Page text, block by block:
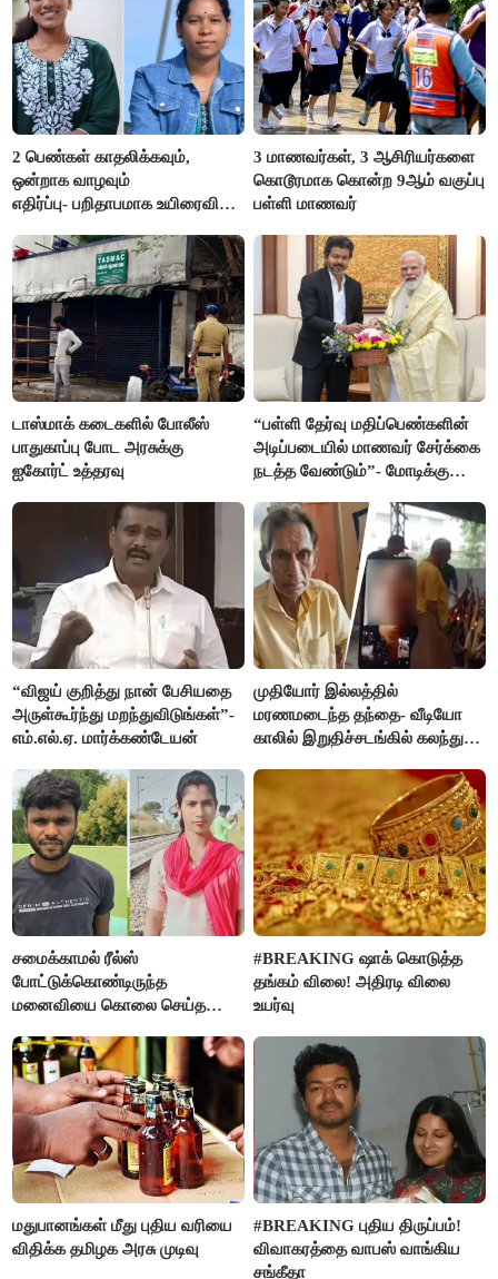
2 பெண்கள் காதலிக்கவும்,
ஒன்றாக வாழவும்
எதிர்ப்பு- பறிதாபமாக உயிரைவிட்ட
3 மாணவர்கள், 3 ஆசிரியர்களை
கொடூரமாக கொன்ற 9ஆம் வகுப்பு
பள்ளி மாணவர்
டாஸ்மாக் கடைகளில் போலீஸ்
பாதுகாப்பு போட அரசுக்கு
ஐகோர்ட் உத்தரவு
“பள்ளி தேர்வு மதிப்பெண்களின்
அடிப்படையில் மாணவர் சேர்க்கை
நடத்த வேண்டும்”- மோடிக்கு
“விஜய் குறித்து நான் பேசியதை
அருள்கூர்ந்து மறந்துவிடுங்கள்”-
எம்.எல்.ஏ. மார்க்கண்டேயன்
முதியோர் இல்லத்தில்
மரணமடைந்த தந்தை- வீடியோ
காலில் இறுதிச்சடங்கில் கலந்து
சமைக்காமல் ரீல்ஸ்
போட்டுக்கொண்டிருந்த
மனைவியை கொலை செய்த
#BREAKING ஷாக் கொடுத்த
தங்கம் விலை! அதிரடி விலை
உயர்வு
மதுபானங்கள் மீது புதிய வரியை
விதிக்க தமிழக அரசு முடிவு
#BREAKING புதிய திருப்பம்!
விவாகரத்தை வாபஸ் வாங்கிய
சங்கீதா